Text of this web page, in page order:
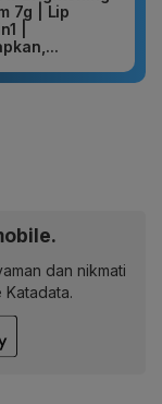
7g | Lip
|
dan nikmati